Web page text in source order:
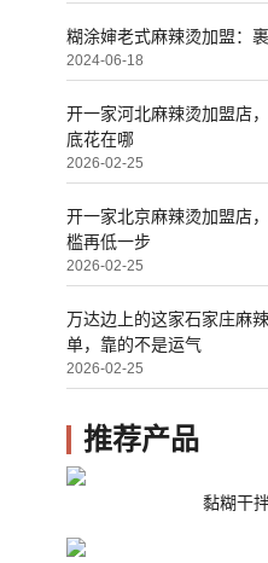
糊涂婶老式麻辣烫加盟：
2024-06-18
开一家河北麻辣烫加盟店
底花在哪
2026-02-25
开一家北京麻辣烫加盟店
槛再低一步
2026-02-25
万达边上的这家石家庄麻
单，靠的不是运气
2026-02-25
推荐产品
黏糊干